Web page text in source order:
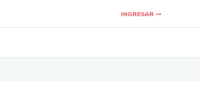
INGRESAR